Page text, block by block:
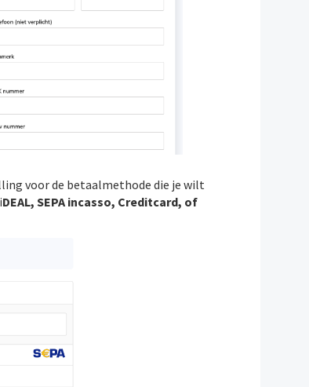
voor de betaalmethode die je wilt
DEAL, SEPA incasso, Creditcard, of